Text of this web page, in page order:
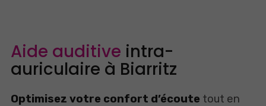
Aide auditive intra-
auriculaire à Biarritz
Optimisez votre confort d’écoute tout en